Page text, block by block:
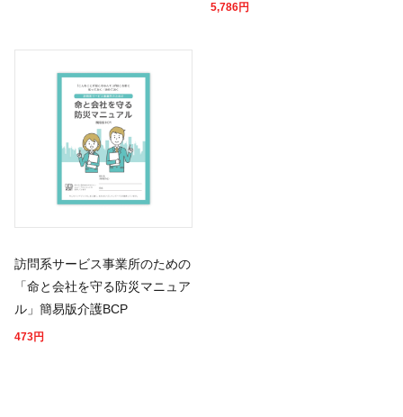
5,786円
訪問系サービス事業所のための
「命と会社を守る防災マニュア
ル」簡易版介護BCP
473円